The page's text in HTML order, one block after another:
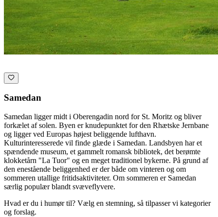
Samedan
Samedan ligger midt i Oberengadin nord for St. Moritz og bliver
forkælet af solen. Byen er knudepunktet for den Rhætske Jernbane
og ligger ved Europas højest beliggende lufthavn.
Kulturinteresserede vil finde glæde i Samedan. Landsbyen har et
spændende museum, et gammelt romansk bibliotek, det berømte
klokketårn "La Tuor" og en meget traditionel bykerne. På grund af
den enestående beliggenhed er der både om vinteren og om
sommeren utallige fritidsaktiviteter. Om sommeren er Samedan
særlig populær blandt svæveflyvere.
Hvad er du i humør til? Vælg en stemning, så tilpasser vi kategorier
og forslag.